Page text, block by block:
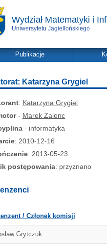
Wydział Matematyki i
Uniwersytetu Jagiellońskiego
Publikacje
Katarzyna Grygiel
: Katarzyna Grygiel
- Marek Zaionc
- informatyka
: 2010-12-16
: 2013-05-23
postępowania: przyznano
/ Członek komisji
Grytczuk